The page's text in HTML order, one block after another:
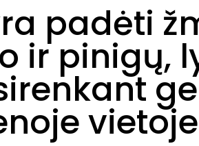
padėti
ir pinigų,